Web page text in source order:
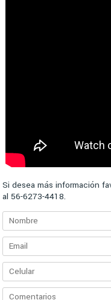
Si desea más información
al 56-6273-4418.